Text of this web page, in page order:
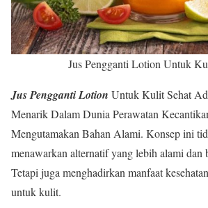
Jus Pengganti Lotion Untuk
Jus Pengganti Lotion Untuk Kulit Sehat
Menarik Dalam Dunia Perawatan
Mengutamakan Bahan Alami. Konsep ini
menawarkan alternatif yang lebih alami dan
Tetapi juga menghadirkan manfaat
untuk kulit.